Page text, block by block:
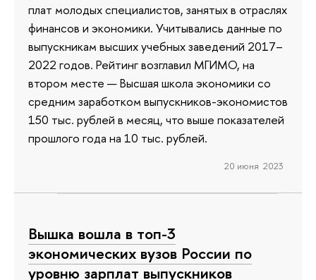
плат молодых специалистов, занятых в отраслях
финансов и экономики. Учитывались данные по
выпускникам высших учебных заведений 2017–
2022 годов. Рейтинг возглавил МГИМО, на
втором месте — Высшая школа экономики со
средним заработком выпускников-экономистов
150 тыс. рублей в месяц, что выше показателей
прошлого года на 10 тыс. рублей.
20 июня 2023
Вышка вошла в топ-3
экономических вузов России по
уровню зарплат выпускников